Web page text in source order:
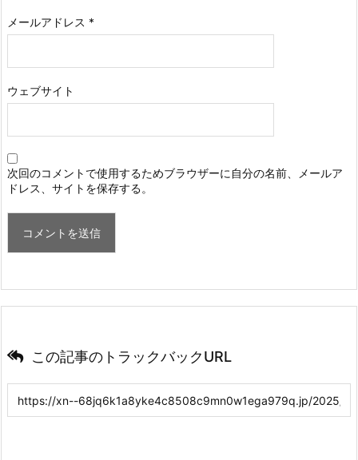
メールアドレス *
ウェブサイト
次回のコメントで使用するためブラウザーに自分の名前、メールア
ドレス、サイトを保存する。
この記事のトラックバックURL